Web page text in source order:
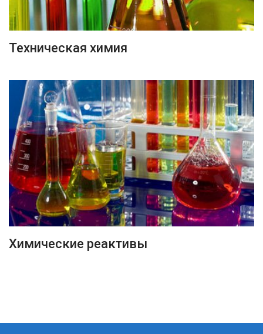
ПОДРОБНЕЕ
Техническая химия
ПОДРОБНЕЕ
Химические реактивы